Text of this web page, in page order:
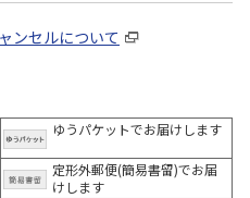
ンセルについて
ゆうパケットでお届けします
定形外郵便(簡易書留)でお届
けします